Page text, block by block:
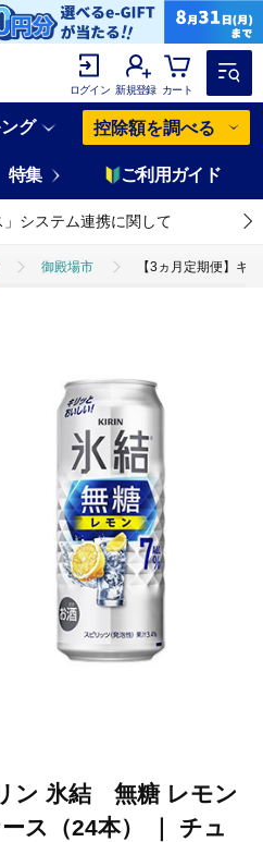
ログイン 新規登録 カート
グ 控除額を調べる
特集 ご利用ガイド
」システム連携に関して
御殿場市 【3ヵ月定期便】キ
ン 氷結 無糖 レモン
ス（24本） ｜ チュ